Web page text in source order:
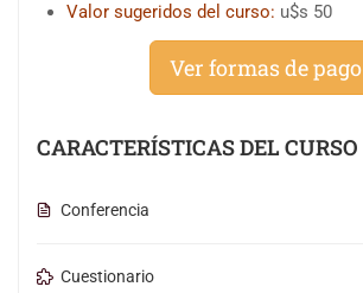
Valor sugeridos del curso: u$s 50
Ver formas de pago
CARACTERÍSTICAS DEL CURSO
Conferencia
Cuestionario